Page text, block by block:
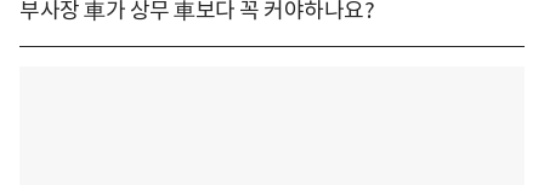
부사장 車가 상무 車보다 꼭 커야하나요?